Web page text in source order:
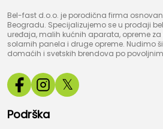
Bel-fast d.o.o. je porodična firma
Beogradu. Specijalizujemo se u prodaji
uređaja, malih kućnih aparata, opreme
solarnih panela i druge opreme. Nudimo
domaćih i svetskih brendova po
𝕏
Podrška